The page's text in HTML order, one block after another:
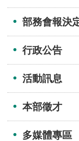
部務會報決
行政公告
活動訊息
本部徵才
多媒體專區